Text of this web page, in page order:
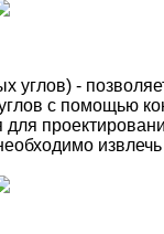
углов) -
с помощью
для